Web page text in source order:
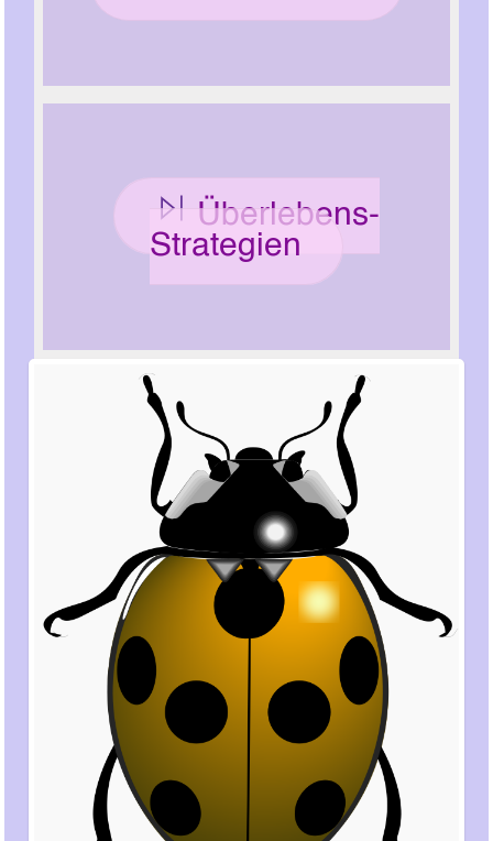
Überlebens-
Strategien